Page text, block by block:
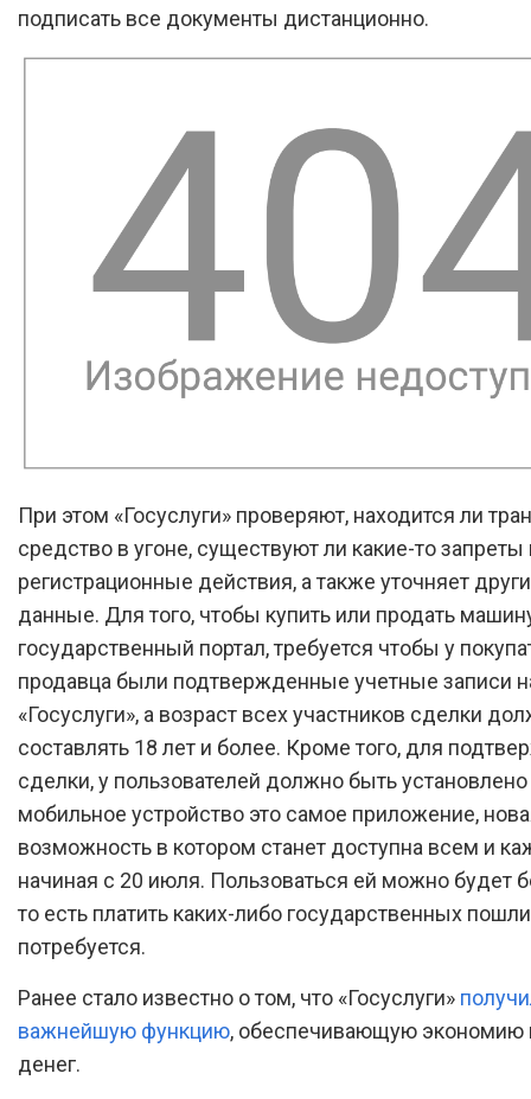
подписать все документы дистанционно.
При этом «Госуслуги» проверяют, находится ли
средство в угоне, существуют ли какие-то запреты
регистрационные действия, а также уточняет
данные. Для того, чтобы купить или продать
государственный портал, требуется чтобы у
продавца были подтвержденные учетные записи
«Госуслуги», а возраст всех участников сделки
составлять 18 лет и более. Кроме того, для
сделки, у пользователей должно быть установлено
мобильное устройство это самое приложение,
возможность в котором станет доступна всем и
начиная с 20 июля. Пользоваться ей можно будет
то есть платить каких-либо государственных
потребуется.
Ранее стало известно о том, что «Госуслуги»
важнейшую функцию, обеспечивающую экономию
денег.